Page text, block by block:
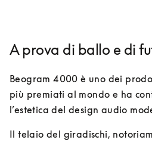
A prova di ballo e di
Beogram 4000 è uno dei
più premiati al mondo e ha
l’estetica del design audio
Il telaio del giradischi,